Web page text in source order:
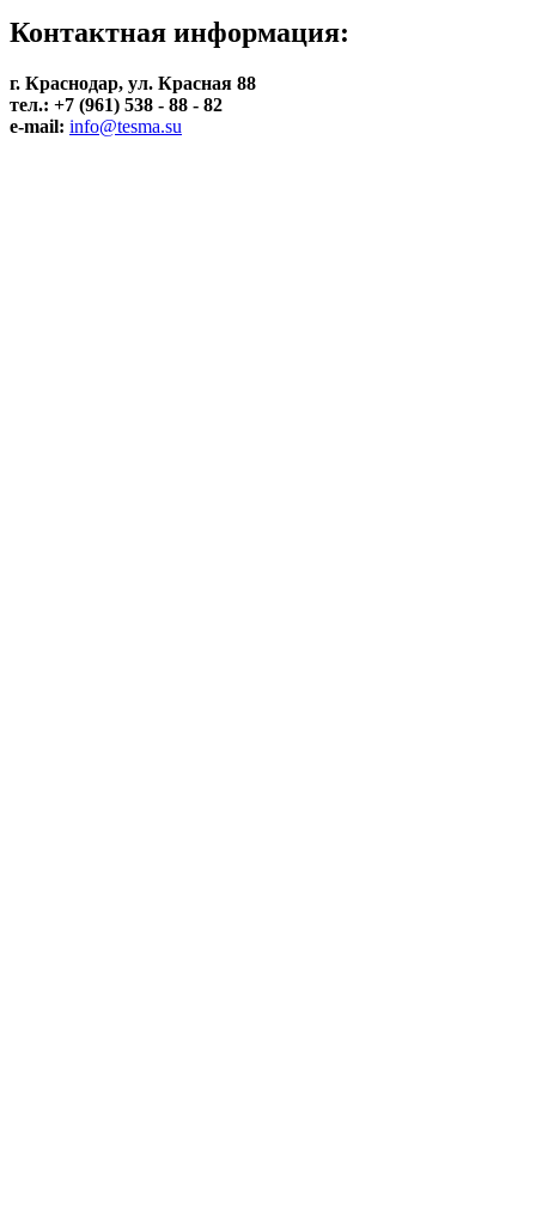
Контактная информация:
г. Краснодар, ул. Красная 88
тел.: +7 (961) 538 - 88 - 82
e-mail: info@tesma.su